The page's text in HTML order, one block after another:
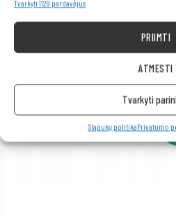
Tvarkyti 1129 pardavėjus
PRIIMTI
ATMESTI
Tvarkyti
Slapukų politikaPrivatumo